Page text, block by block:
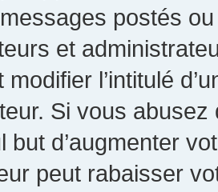
postés
et
modifier l’intitulé
Si vous
but d’augmenter
peut rabaisser